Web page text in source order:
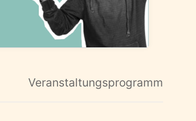
Veranstaltungsprogramm